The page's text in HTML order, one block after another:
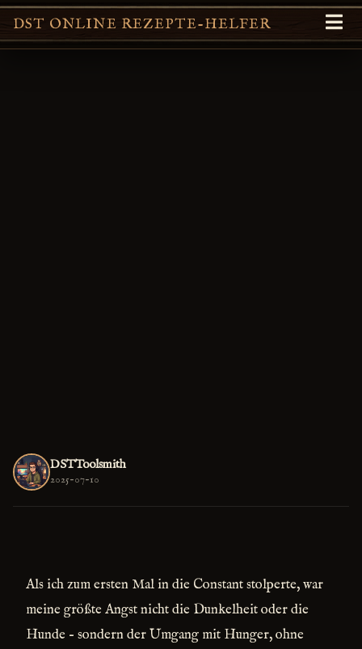
DST ONLINE REZEPTE-HELFER
DSTToolsmith
2025-07-10
Als ich zum ersten Mal in die Constant stolperte, war
meine größte Angst nicht die Dunkelheit oder die
Hunde – sondern der Umgang mit Hunger, ohne